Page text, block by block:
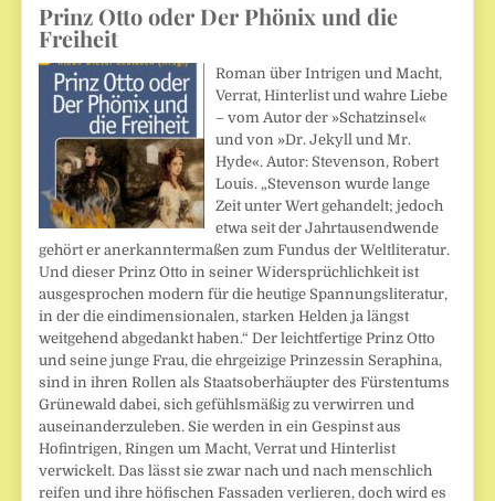
Prinz Otto oder Der Phönix und die
Freiheit
Roman über Intrigen und Macht,
Verrat, Hinterlist und wahre Liebe
– vom Autor der »Schatzinsel«
und von »Dr. Jekyll und Mr.
Hyde«. Autor: Stevenson, Robert
Louis. „Stevenson wurde lange
Zeit unter Wert gehandelt; jedoch
etwa seit der Jahrtausendwende
gehört er anerkanntermaßen zum Fundus der Weltliteratur.
Und dieser Prinz Otto in seiner Widersprüchlichkeit ist
ausgesprochen modern für die heutige Spannungsliteratur,
in der die eindimensionalen, starken Helden ja längst
weitgehend abgedankt haben.“ Der leichtfertige Prinz Otto
und seine junge Frau, die ehrgeizige Prinzessin Seraphina,
sind in ihren Rollen als Staatsoberhäupter des Fürstentums
Grünewald dabei, sich gefühlsmäßig zu verwirren und
auseinanderzuleben. Sie werden in ein Gespinst aus
Hofintrigen, Ringen um Macht, Verrat und Hinterlist
verwickelt. Das lässt sie zwar nach und nach menschlich
reifen und ihre höfischen Fassaden verlieren, doch wird es